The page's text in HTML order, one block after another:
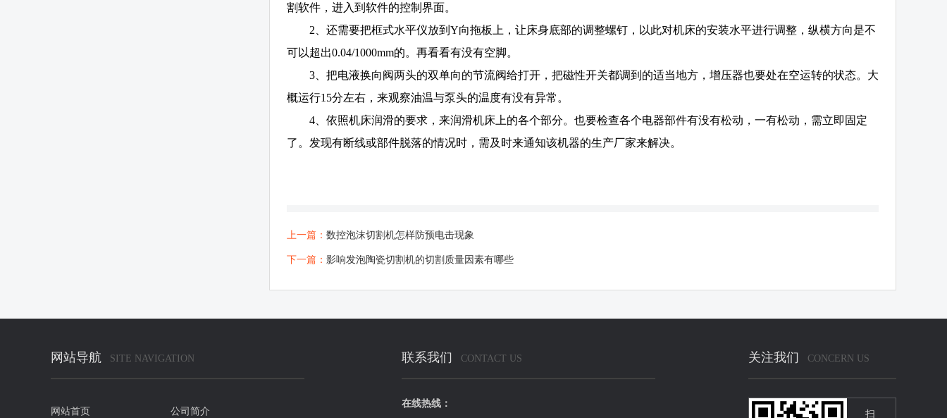
割软件，进入到软件的控制界面。
2、还需要把框式水平仪放到Y向拖板上，让床身底部的调整螺钉，以此对机床的安装水平进行调整，纵横方向是不
可以超出0.04/1000mm的。再看看有没有空脚。
3、把电液换向阀两头的双单向的节流阀给打开，把磁性开关都调到的适当地方，增压器也要处在空运转的状态。大
概运行15分左右，来观察油温与泵头的温度有没有异常。
4、依照机床润滑的要求，来润滑机床上的各个部分。也要检查各个电器部件有没有松动，一有松动，需立即固定
了。发现有断线或部件脱落的情况时，需及时来通知该机器的生产厂家来解决。
上一篇： 数控泡沫切割机怎样防预电击现象
下一篇： 影响发泡陶瓷切割机的切割质量因素有哪些
网站导航 SITE NAVIGATION
网站首页 公司简介
联系我们 CONTACT US
在线热线：
关注我们 CONCERN US
扫